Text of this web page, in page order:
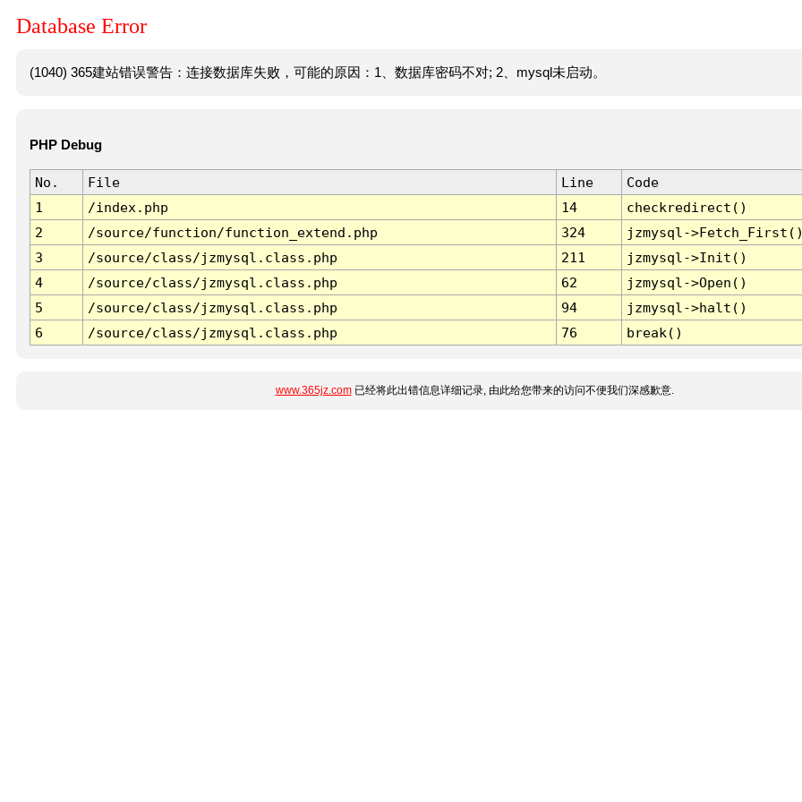
Database Error
(1040) 365建站错误警告：连接数据库失败，可能的原因：1、数据库密码不对; 2、mysql未启动。
PHP Debug
No. File Line
Code
1
/index.php 14
checkredirect()
2
/source/function/function_extend.php 324
jzmysql-
3
/source/class/jzmysql.class.php 211
jzmysql->Init()
4
/source/class/jzmysql.class.php 62
jzmysql->Open()
5
/source/class/jzmysql.class.php 94
jzmysql->halt()
6
/source/class/jzmysql.class.php 76 break()
www.365jz.com已经将此出错信息详细记录, 由此给您带来的访问不便我们深感歉意.